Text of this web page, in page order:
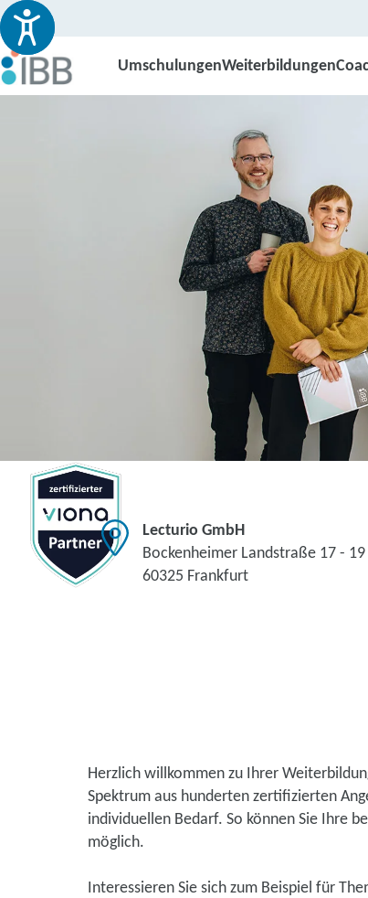
UmschulungenWeiterbildungen
Lecturio GmbH
Bockenheimer Landstraße 17 - 19
60325 Frankfurt
Herzlich willkommen zu Ihrer
Spektrum aus hunderten zertifizierten
individuellen Bedarf. So können Sie Ihre
möglich.
Interessieren Sie sich zum Beispiel für